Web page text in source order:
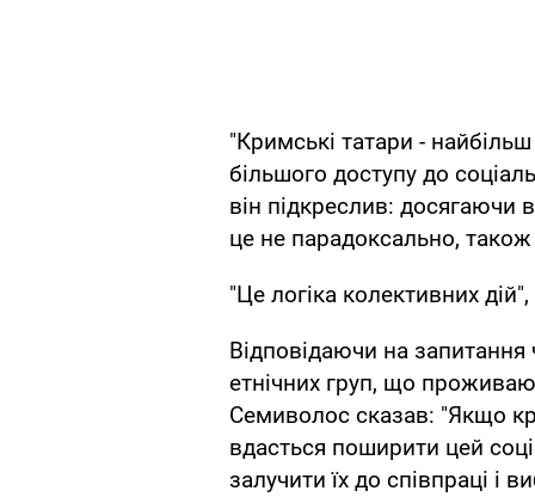
"Кримські татари -
більшого доступу до
він підкреслив: досягаючи
це не парадоксально,
"Це логіка колективних
Відповідаючи на
етнічних груп, що
Семиволос сказав: "Якщо
вдасться поширити цей
залучити їх до співпраці і